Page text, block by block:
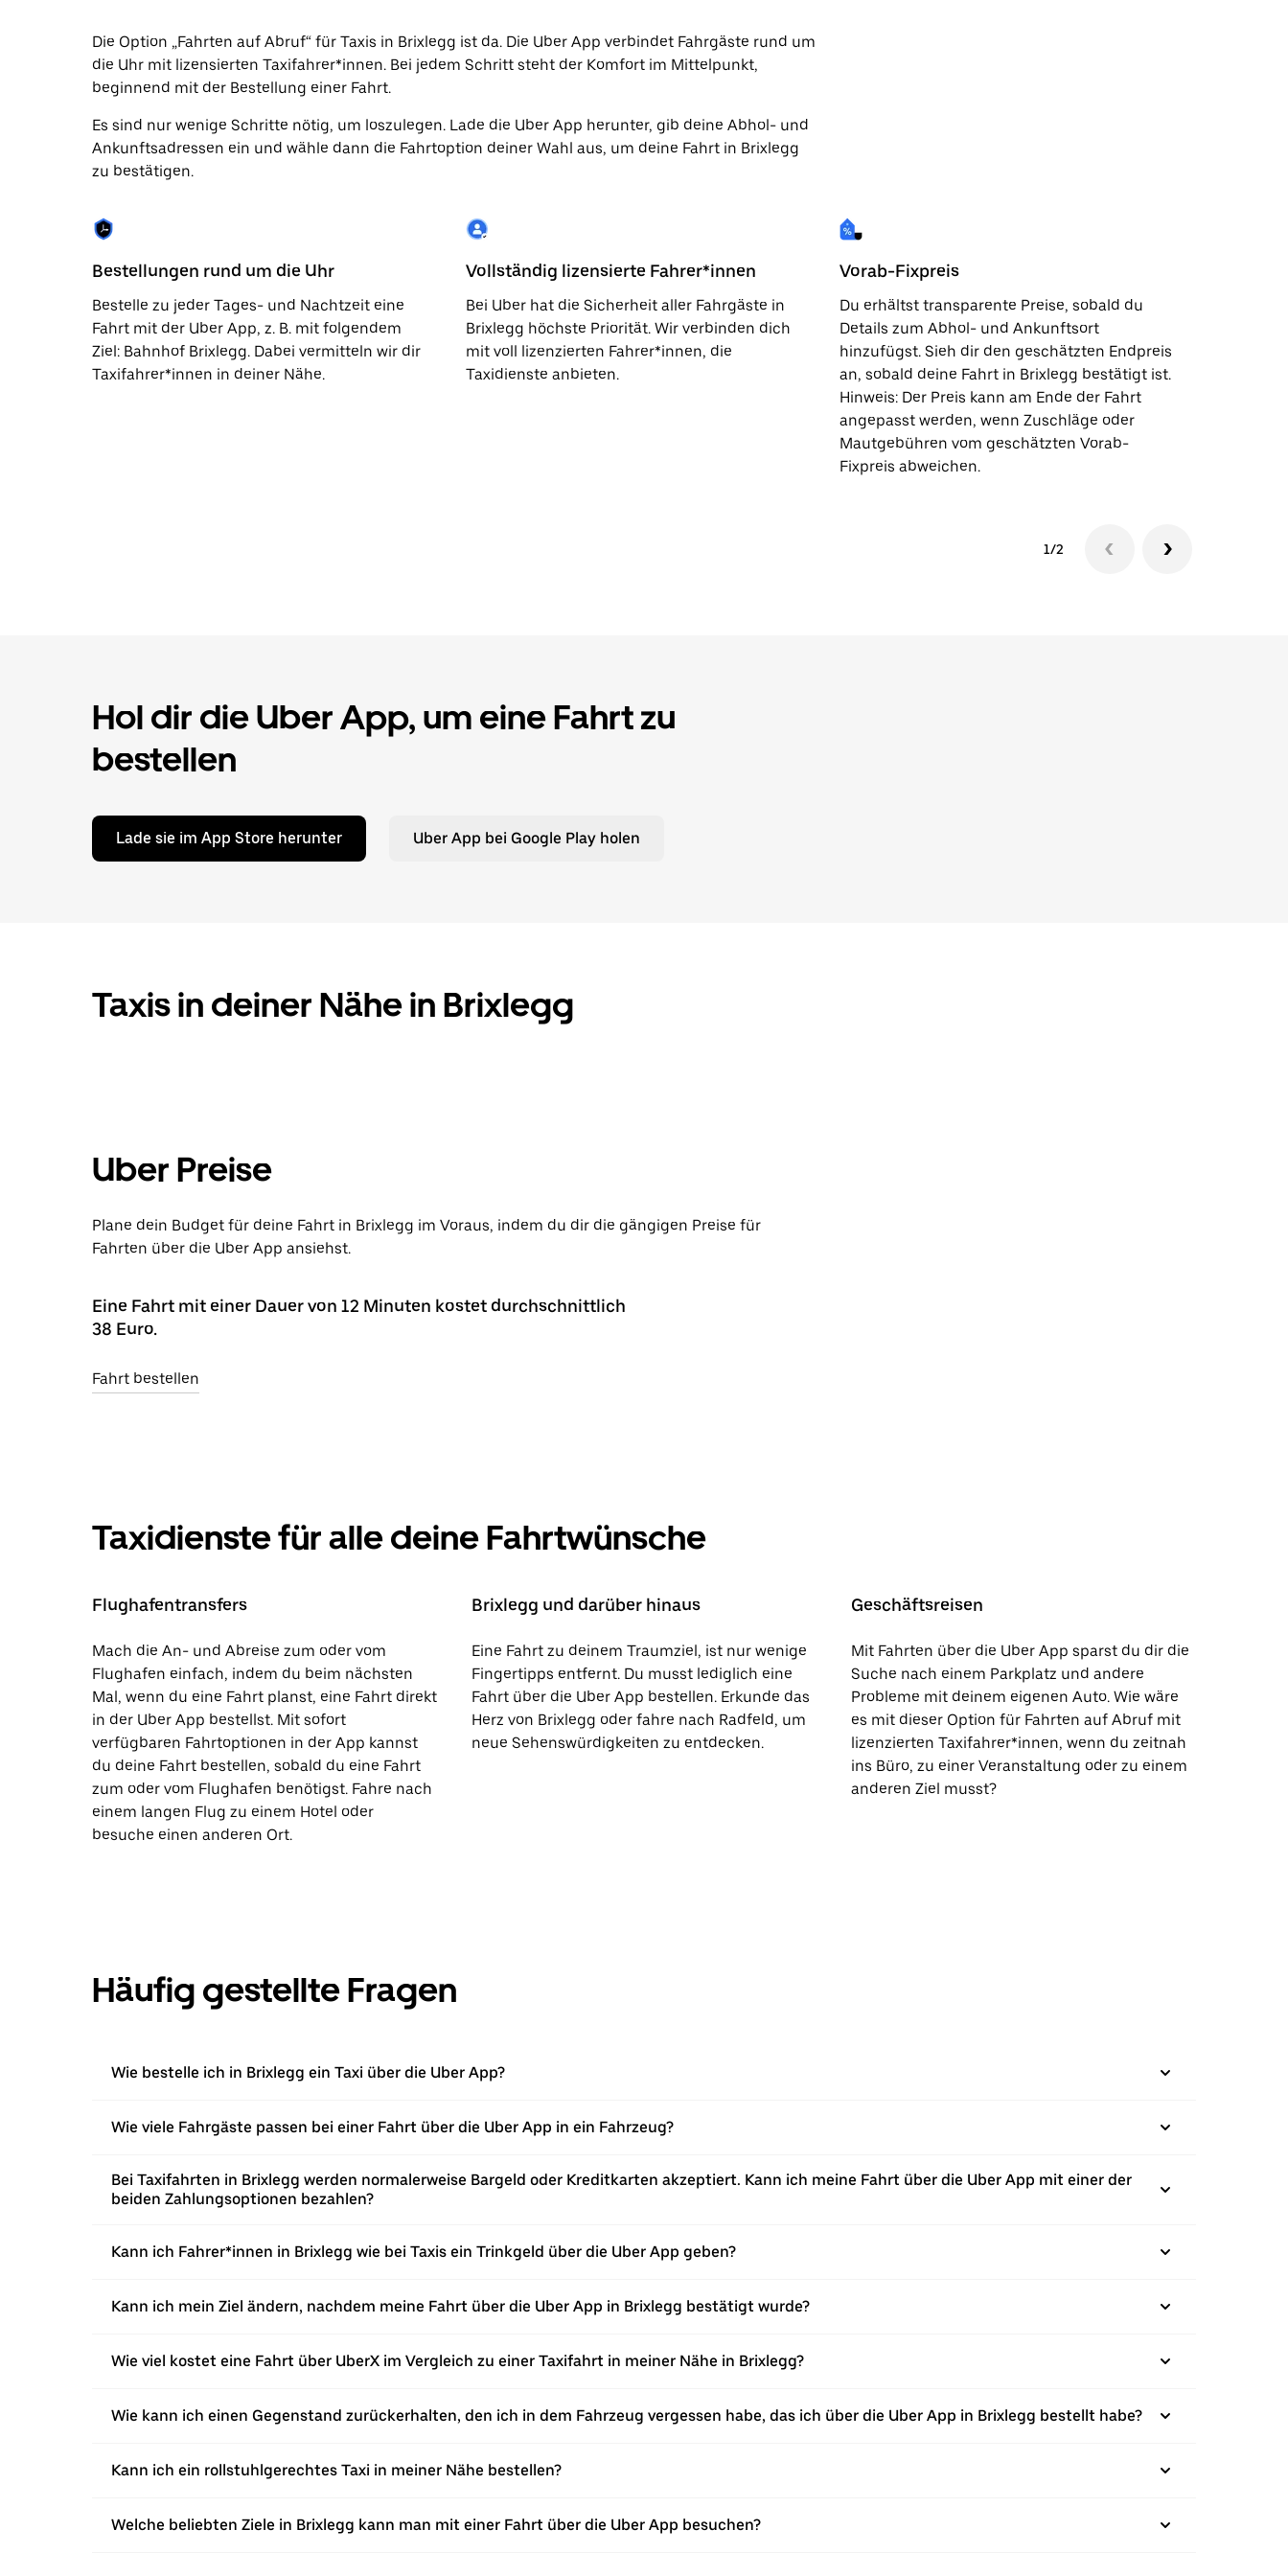
Drücke
die
Escape-
Taste,
um
den
Kalender
zu
Die Option „Fahrten auf Abruf“ für Taxis in Brixlegg ist da. Die Uber App verbindet Fahrgäste rund um
die Uhr mit lizensierten Taxifahrer*innen. Bei jedem Schritt steht der Komfort im Mittelpunkt,
beginnend mit der Bestellung einer Fahrt.
Es sind nur wenige Schritte nötig, um loszulegen. Lade die Uber App herunter, gib deine Abhol- und
Ankunftsadressen ein und wähle dann die Fahrtoption deiner Wahl aus, um deine Fahrt in Brixlegg
zu bestätigen.
Bestellungen rund um die Uhr
Bestelle zu jeder Tages- und Nachtzeit eine
Fahrt mit der Uber App, z. B. mit folgendem
Ziel: Bahnhof Brixlegg. Dabei vermitteln wir dir
Taxifahrer*innen in deiner Nähe.
Vollständig lizensierte Fahrer*innen
Bei Uber hat die Sicherheit aller Fahrgäste in
Brixlegg höchste Priorität. Wir verbinden dich
mit voll lizenzierten Fahrer*innen, die
Taxidienste anbieten.
Vorab-Fixpreis
Du erhältst transparente Preise, sobald du
Details zum Abhol- und Ankunftsort
hinzufügst. Sieh dir den geschätzten Endpreis
an, sobald deine Fahrt in Brixlegg bestätigt ist.
Hinweis: Der Preis kann am Ende der Fahrt
angepasst werden, wenn Zuschläge oder
Mautgebühren vom geschätzten Vorab-
Fixpreis abweichen.
1/2
Hol dir die Uber App, um eine Fahrt zu
bestellen
Lade sie im App Store herunter Uber App bei Google Play holen
Taxis in deiner Nähe in Brixlegg
Uber Preise
Plane dein Budget für deine Fahrt in Brixlegg im Voraus, indem du dir die gängigen Preise für
Fahrten über die Uber App ansiehst.
Eine Fahrt mit einer Dauer von 12 Minuten kostet durchschnittlich
38 Euro.
Fahrt bestellen
Taxidienste für alle deine Fahrtwünsche
Flughafentransfers
Mach die An- und Abreise zum oder vom
Flughafen einfach, indem du beim nächsten
Mal, wenn du eine Fahrt planst, eine Fahrt direkt
in der Uber App bestellst. Mit sofort
verfügbaren Fahrtoptionen in der App kannst
du deine Fahrt bestellen, sobald du eine Fahrt
zum oder vom Flughafen benötigst. Fahre nach
einem langen Flug zu einem Hotel oder
besuche einen anderen Ort.
Brixlegg und darüber hinaus
Eine Fahrt zu deinem Traumziel, ist nur wenige
Fingertipps entfernt. Du musst lediglich eine
Fahrt über die Uber App bestellen. Erkunde das
Herz von Brixlegg oder fahre nach Radfeld, um
neue Sehenswürdigkeiten zu entdecken.
Geschäftsreisen
Mit Fahrten über die Uber App sparst du dir die
Suche nach einem Parkplatz und andere
Probleme mit deinem eigenen Auto. Wie wäre
es mit dieser Option für Fahrten auf Abruf mit
lizenzierten Taxifahrer*innen, wenn du zeitnah
ins Büro, zu einer Veranstaltung oder zu einem
anderen Ziel musst?
Häufig gestellte Fragen
Wie bestelle ich in Brixlegg ein Taxi über die Uber App?
Wie viele Fahrgäste passen bei einer Fahrt über die Uber App in ein Fahrzeug?
Bei Taxifahrten in Brixlegg werden normalerweise Bargeld oder Kreditkarten akzeptiert. Kann ich meine Fahrt über die Uber App mit einer der
beiden Zahlungsoptionen bezahlen?
Kann ich Fahrer*innen in Brixlegg wie bei Taxis ein Trinkgeld über die Uber App geben?
Kann ich mein Ziel ändern, nachdem meine Fahrt über die Uber App in Brixlegg bestätigt wurde?
Wie viel kostet eine Fahrt über UberX im Vergleich zu einer Taxifahrt in meiner Nähe in Brixlegg?
Wie kann ich einen Gegenstand zurückerhalten, den ich in dem Fahrzeug vergessen habe, das ich über die Uber App in Brixlegg bestellt habe?
Kann ich ein rollstuhlgerechtes Taxi in meiner Nähe bestellen?
Welche beliebten Ziele in Brixlegg kann man mit einer Fahrt über die Uber App besuchen?